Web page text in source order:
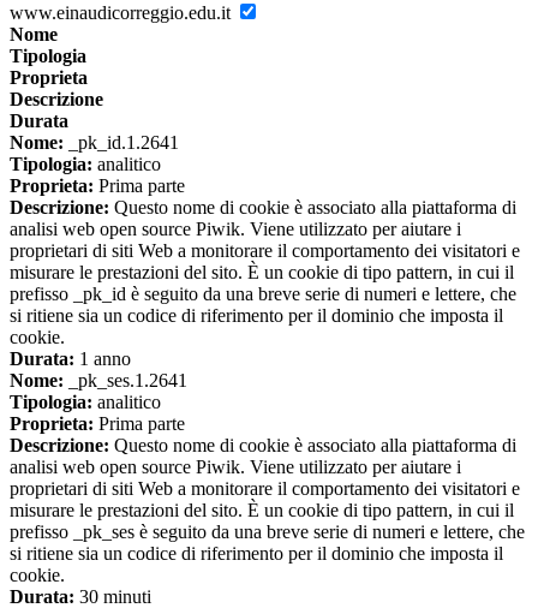
www.einaudicorreggio.edu.it
Nome
Tipologia
Proprieta
Descrizione
Durata
Nome: _pk_id.1.2641
Tipologia: analitico
Proprieta: Prima parte
Descrizione: Questo nome di cookie è associato alla piattaforma di
analisi web open source Piwik. Viene utilizzato per aiutare i
proprietari di siti Web a monitorare il comportamento dei visitatori e
misurare le prestazioni del sito. È un cookie di tipo pattern, in cui il
prefisso _pk_id è seguito da una breve serie di numeri e lettere, che
si ritiene sia un codice di riferimento per il dominio che imposta il
cookie.
Durata: 1 anno
Nome: _pk_ses.1.2641
Tipologia: analitico
Proprieta: Prima parte
Descrizione: Questo nome di cookie è associato alla piattaforma di
analisi web open source Piwik. Viene utilizzato per aiutare i
proprietari di siti Web a monitorare il comportamento dei visitatori e
misurare le prestazioni del sito. È un cookie di tipo pattern, in cui il
prefisso _pk_ses è seguito da una breve serie di numeri e lettere, che
si ritiene sia un codice di riferimento per il dominio che imposta il
cookie.
Durata: 30 minuti